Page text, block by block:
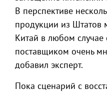
В перспективе
продукции из Штатов
Китай в любом случае
поставщиком очень
добавил эксперт.
Пока сценарий с